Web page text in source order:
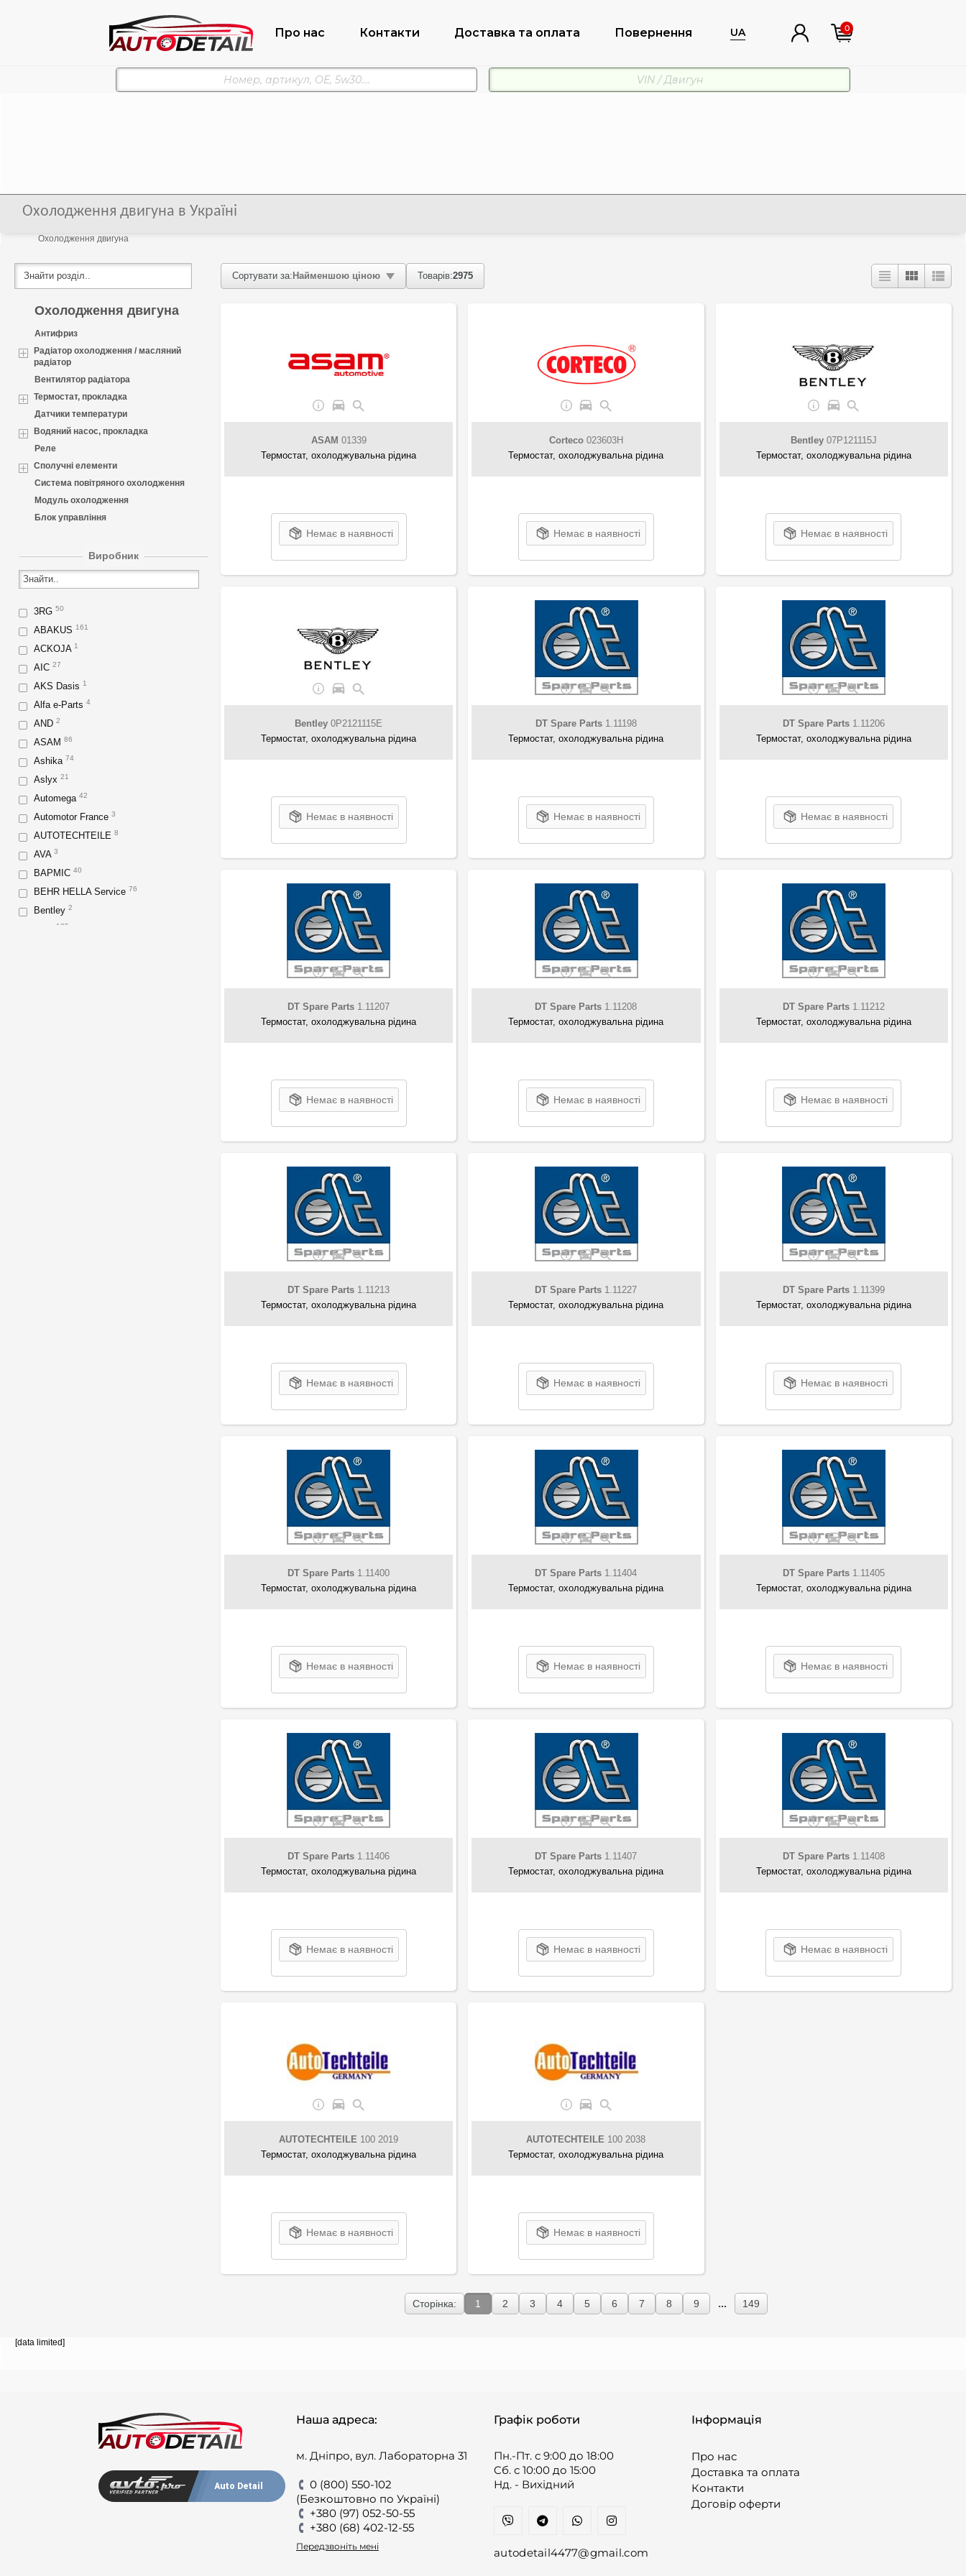
Про нас Контакти Доставка та оплата Повернення UA 0
Охолодження двигуна в Україні
Охолодження двигуна
Охолодження двигуна
Антифриз
Радіатор охолодження / масляний
радіатор
Вентилятор радіатора
Термостат, прокладка
Датчики температури
Водяний насос, прокладка
Реле
Сполучні елементи
Система повітряного охолодження
Модуль охолодження
Блок управління
Виробник
3RG 50
ABAKUS 161
ACKOJA 1
AIC 27
AKS Dasis 1
Alfa e-Parts 4
AND 2
ASAM 86
Ashika 74
Aslyx 21
Automega 42
Automotor France 3
AUTOTECHTEILE 8
AVA 3
BAPMIC 40
BEHR HELLA Service 76
Bentley 2
135
Сортувати за: Найменшою ціною Товарів:2975
ASAM 01339
Термостат, охолоджувальна рідина
Немає в наявності
Corteco023603H
Термостат, охолоджувальна рідина
Немає в наявності
Bentley07P121115J
Термостат, охолоджувальна рідина
Немає в наявності
Bentley 0P2121115E
Термостат, охолоджувальна рідина
Немає в наявності
DT Spare Parts1.11198
Термостат, охолоджувальна рідина
Немає в наявності
DT Spare Parts1.11206
Термостат, охолоджувальна рідина
Немає в наявності
DT Spare Parts 1.11207
Термостат, охолоджувальна рідина
Немає в наявності
DT Spare Parts 1.11208
Термостат, охолоджувальна рідина
Немає в наявності
DT Spare Parts1.11212
Термостат, охолоджувальна рідина
Немає в наявності
DT Spare Parts 1.11213
Термостат, охолоджувальна рідина
Немає в наявності
DT Spare Parts 1.11227
Термостат, охолоджувальна рідина
Немає в наявності
DT Spare Parts1.11399
Термостат, охолоджувальна рідина
Немає в наявності
DT Spare Parts 1.11400
Термостат, охолоджувальна рідина
Немає в наявності
DT Spare Parts 1.11404
Термостат, охолоджувальна рідина
Немає в наявності
DT Spare Parts1.11405
Термостат, охолоджувальна рідина
Немає в наявності
DT Spare Parts 1.11406
Термостат, охолоджувальна рідина
Немає в наявності
DT Spare Parts 1.11407
Термостат, охолоджувальна рідина
Немає в наявності
DT Spare Parts1.11408
Термостат, охолоджувальна рідина
Немає в наявності
AUTOTECHTEILE 100 2019
Термостат, охолоджувальна рідина
Немає в наявності
AUTOTECHTEILE 100 2038
Термостат, охолоджувальна рідина
Немає в наявності
Сторінка: 1 2 3 4 5 6 7 8 9 ... 149
[data limited]
Auto Detail
Наша адреса:
м. Дніпро, вул. Лабораторна 31
0 (800) 550-102
(Безкоштовно по Україні)
+380 (97) 052-50-55
+380 (68) 402-12-55
Передзвоніть мені
Графік роботи
Пн.-Пт. с 9:00 до 18:00
Cб. с 10:00 до 15:00
Нд. - Вихідний
autodetail4477@gmail.com
Інформація
Про нас
Доставка та оплата
Контакти
Договір оферти